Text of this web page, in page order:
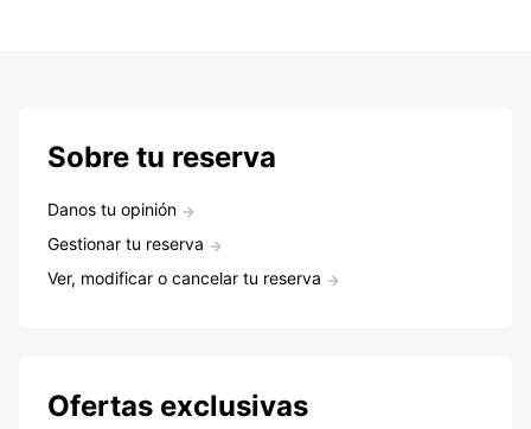
Sobre tu reserva
Danos tu opinión
Gestionar tu reserva
Ver, modificar o cancelar tu reserva
Ofertas exclusivas